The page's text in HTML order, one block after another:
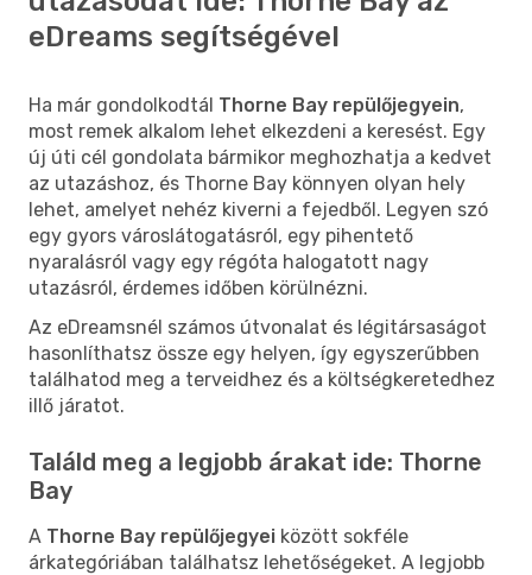
eDreams segítségével
Ha már gondolkodtál Thorne Bay repülőjegyein,
most remek alkalom lehet elkezdeni a keresést. Egy
új úti cél gondolata bármikor meghozhatja a kedvet
az utazáshoz, és Thorne Bay könnyen olyan hely
lehet, amelyet nehéz kiverni a fejedből. Legyen szó
egy gyors városlátogatásról, egy pihentető
nyaralásról vagy egy régóta halogatott nagy
utazásról, érdemes időben körülnézni.
Az eDreamsnél számos útvonalat és légitársaságot
hasonlíthatsz össze egy helyen, így egyszerűbben
találhatod meg a terveidhez és a költségkeretedhez
illő járatot.
Találd meg a legjobb árakat ide: Thorne
Bay
A Thorne Bay repülőjegyei között sokféle
árkategóriában találhatsz lehetőségeket. A legjobb